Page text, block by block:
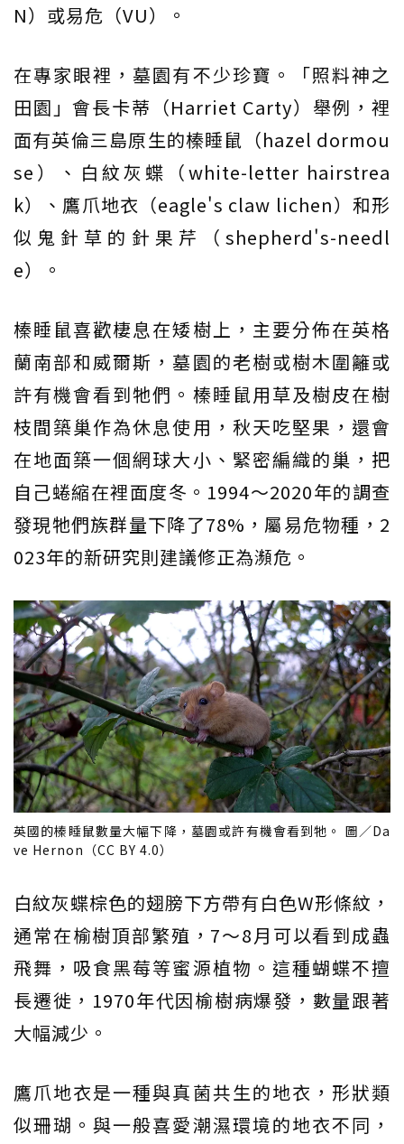
N）或易危（VU）。
在專家眼裡，墓園有不少珍寶。「照料神之
田園」會長卡蒂（Harriet Carty）舉例，裡
面有英倫三島原生的榛睡鼠（hazel dormou
se）、白紋灰蝶（white-letter hairstrea
k）、鷹爪地衣（eagle's claw lichen）和形
似鬼針草的針果芹（shepherd's-needl
e）。
榛睡鼠喜歡棲息在矮樹上，主要分佈在英格
蘭南部和威爾斯，墓園的老樹或樹木圍籬或
許有機會看到牠們。榛睡鼠用草及樹皮在樹
枝間築巢作為休息使用，秋天吃堅果，還會
在地面築一個網球大小、緊密編織的巢，把
自己蜷縮在裡面度冬。1994～2020年的調查
發現牠們族群量下降了78%，屬易危物種，2
023年的新研究則建議修正為瀕危。
英國的榛睡鼠數量大幅下降，墓園或許有機會看到牠。 圖／Da
ve Hernon（CC BY 4.0）
白紋灰蝶棕色的翅膀下方帶有白色W形條紋，
通常在榆樹頂部繁殖，7～8月可以看到成蟲
飛舞，吸食黑莓等蜜源植物。這種蝴蝶不擅
長遷徙，1970年代因榆樹病爆發，數量跟著
大幅減少。
鷹爪地衣是一種與真菌共生的地衣，形狀類
似珊瑚。與一般喜愛潮濕環境的地衣不同，